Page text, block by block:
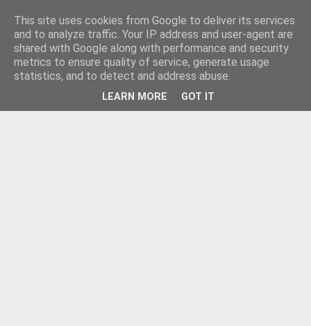
This site uses cookies from Google to deliver its services
and to analyze traffic. Your IP address and user-agent are
shared with Google along with performance and security
metrics to ensure quality of service, generate usage
statistics, and to detect and address abuse.
LEARN MORE GOT IT